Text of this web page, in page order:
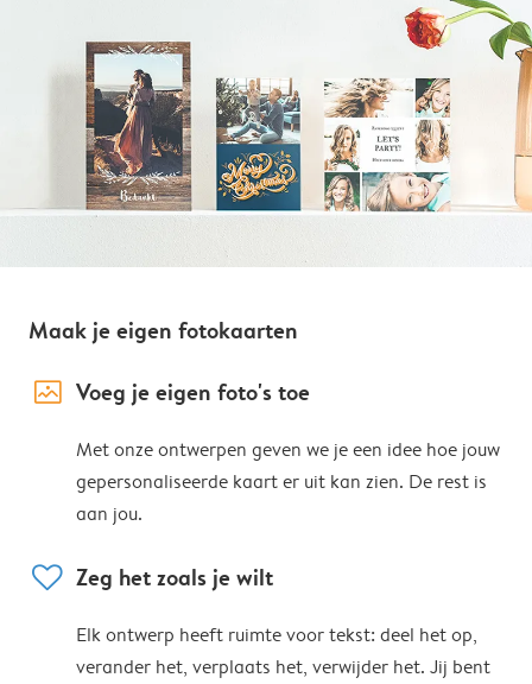
Maak je eigen fotokaarten
image_placeholder Voeg je eigen foto's toe
Met onze ontwerpen geven we je een idee hoe jouw
gepersonaliseerde kaart er uit kan zien. De rest is
aan jou.
heart Zeg het zoals je wilt
Elk ontwerp heeft ruimte voor tekst: deel het op,
verander het, verplaats het, verwijder het. Jij bent